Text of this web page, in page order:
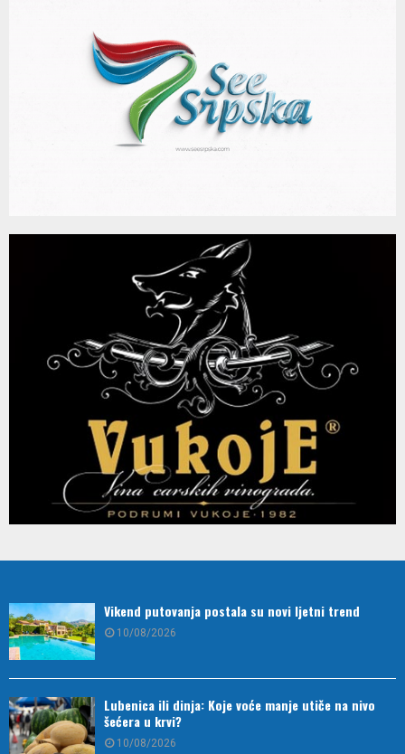
Vikend putovanja postala su novi ljetni trend
10/08/2026
Lubenica ili dinja: Koje voće manje utiče na nivo
šećera u krvi?
10/08/2026